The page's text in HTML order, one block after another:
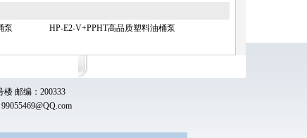
泵 HP-E2-V+PPHT高品质塑料油桶泵
邮编：200333
99055469@QQ.com